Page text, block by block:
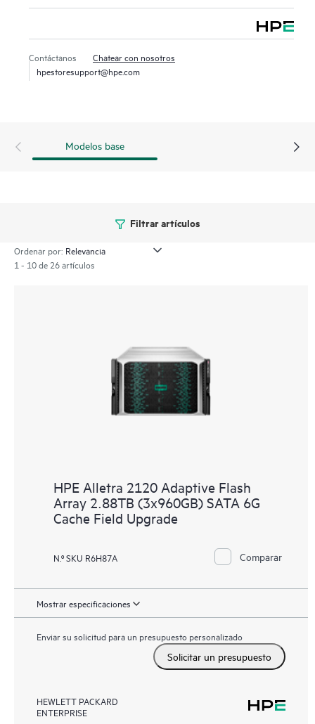
Contáctanos
Chatear con nosotros
hpestoresupport@hpe.com
Modelos base
Filtrar artículos
Ordenar por:
1 - 10 de 26 artículos
HPE Alletra 2120 Adaptive Flash
Array 2.88TB (3x960GB) SATA 6G
Cache Field Upgrade
N.º SKU R6H87A Comparar
Mostrar especificaciones
Enviar su solicitud para un presupuesto personalizado
Solicitar un presupuesto
HEWLETT PACKARD
ENTERPRISE